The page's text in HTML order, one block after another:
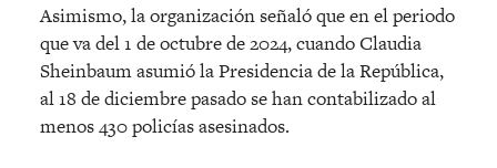
Asimismo, la organización señaló que en el periodo
que va del 1 de octubre de 2024, cuando Claudia
Sheinbaum asumió la Presidencia de la República,
al 18 de diciembre pasado se han contabilizado al
menos 430 policías asesinados.